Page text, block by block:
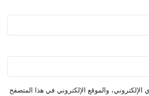
والموقع الإلكتروني في هذا المتصفح